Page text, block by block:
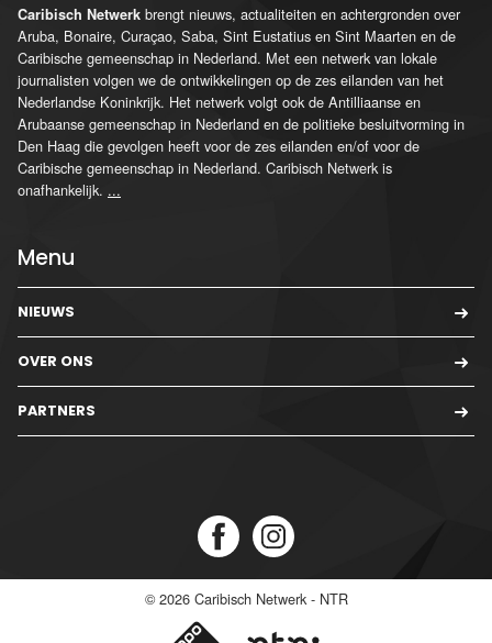
Caribisch Netwerk brengt nieuws, actualiteiten en achtergronden over
Aruba, Bonaire, Curaçao, Saba, Sint Eustatius en Sint Maarten en de
Caribische gemeenschap in Nederland. Met een netwerk van lokale
journalisten volgen we de ontwikkelingen op de zes eilanden van het
Nederlandse Koninkrijk. Het netwerk volgt ook de Antilliaanse en
Arubaanse gemeenschap in Nederland en de politieke besluitvorming in
Den Haag die gevolgen heeft voor de zes eilanden en/of voor de
Caribische gemeenschap in Nederland. Caribisch Netwerk is
onafhankelijk. ...
Menu
NIEUWS
OVER ONS
PARTNERS
© 2026 Caribisch Netwerk - NTR